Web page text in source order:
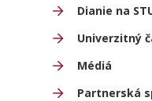
Dianie na
Univerzitný
Médiá
Partnerská